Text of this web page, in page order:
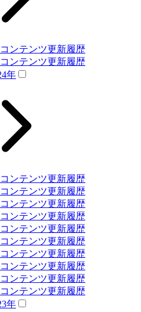
コンテンツ更新履歴
コンテンツ更新履歴
年
コンテンツ更新履歴
コンテンツ更新履歴
コンテンツ更新履歴
コンテンツ更新履歴
コンテンツ更新履歴
コンテンツ更新履歴
コンテンツ更新履歴
コンテンツ更新履歴
コンテンツ更新履歴
コンテンツ更新履歴
年